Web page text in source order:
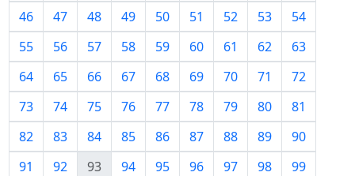
46
47 48 49 50 51 52 53
54
55
56 57 58 59 60 61 62
63
64
65 66 67 68 69 70 71
72
73
74 75 76 77 78 79 80
81
82
83 84 85 86 87 88 89
90
91
92 93 94 95 96 97 98
99